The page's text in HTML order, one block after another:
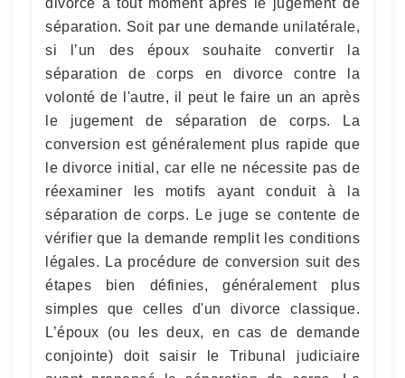
divorce à tout moment après le jugement de
séparation. Soit par une demande unilatérale,
si l’un des époux souhaite convertir la
séparation de corps en divorce contre la
volonté de l'autre, il peut le faire un an après
le jugement de séparation de corps. La
conversion est généralement plus rapide que
le divorce initial, car elle ne nécessite pas de
réexaminer les motifs ayant conduit à la
séparation de corps. Le juge se contente de
vérifier que la demande remplit les conditions
légales. La procédure de conversion suit des
étapes bien définies, généralement plus
simples que celles d'un divorce classique.
L’époux (ou les deux, en cas de demande
conjointe) doit saisir le Tribunal judiciaire